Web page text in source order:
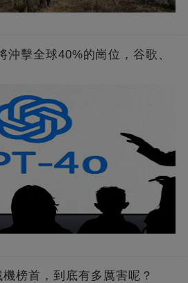
沖擊全球40%的崗位，谷歌、
榜首，到底有多厲害呢？